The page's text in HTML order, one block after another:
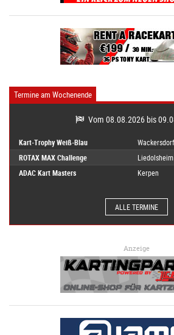
Termine am Wochenende
Vom 08.08.2026 bis
Kart-Trophy Weiß-Blau
ROTAX MAX Challenge
Liedolsheim
ADAC Kart Masters
Kerpen
ALLE TERMINE
Anzeige